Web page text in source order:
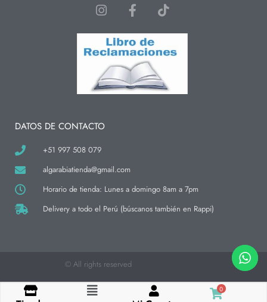
I
s
t
a
g
r
a
F
a
c
e
b
o
o
k
T
i
k
t
o
DATOS DE CONTACTO
+51 997 508 079
algarabiatienda@gmail.com
Horario de tienda: Lunes a domingo 8am a 7pm
Delivery a todo el Perú (búscanos también en Rappi)
© All rights reserved
Flyout 0